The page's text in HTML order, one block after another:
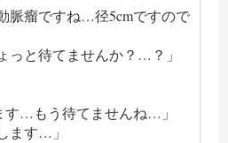
脈瘤ですね…径5cmですので
と待てませんか？…？」
す…もう待てませんね…」
ます…」